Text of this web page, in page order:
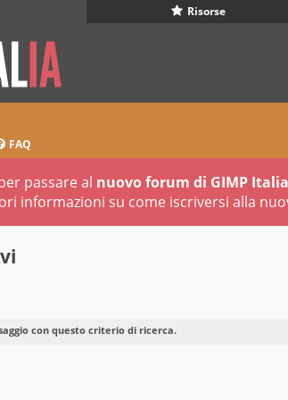
Risorse
FAQ
passare al nuovo forum di GIMP
informazioni su come iscriversi alla
con questo criterio di ricerca.